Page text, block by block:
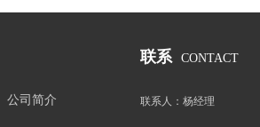
公司简介
联系 CONTACT
联系人： 杨经理